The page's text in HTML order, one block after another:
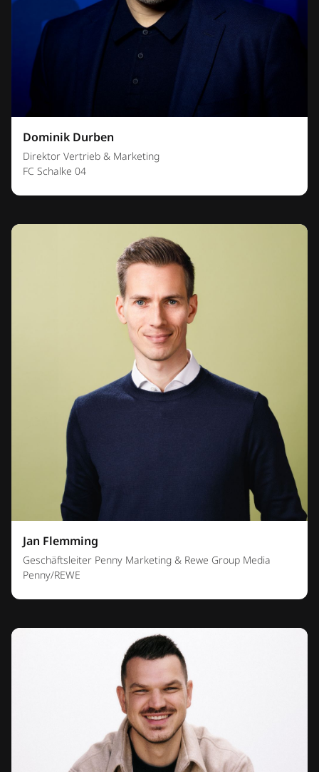
Dominik Durben
Direktor Vertrieb & Marketing
FC Schalke 04
Jan Flemming
Geschäftsleiter Penny Marketing & Rewe Group Media
Penny/REWE